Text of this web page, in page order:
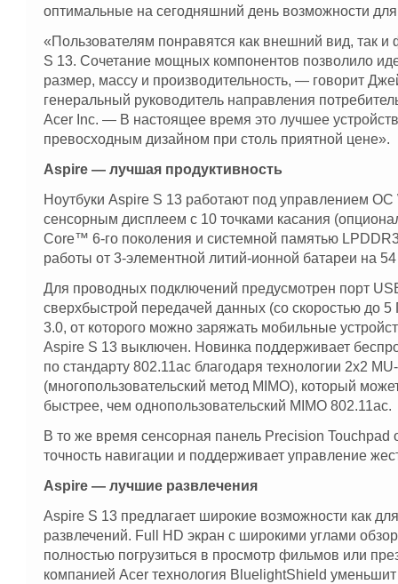
оптимальные на сегодняшний день возможности
«Пользователям понравятся как внешний вид, так и
S 13. Сочетание мощных компонентов позволило
размер, массу и производительность, — говорит
генеральный руководитель направления
Acer Inc. — В настоящее время это лучшее
превосходным дизайном при столь приятной цене».
Aspire — лучшая продуктивность
Ноутбуки Aspire S 13 работают под управлением
сенсорным дисплеем с 10 точками касания
Core™ 6-го поколения и системной памятью
работы от 3-элементной литий-ионной батареи на 54
Для проводных подключений предусмотрен порт
сверхбыстрой передачей данных (со скоростью до 5
3.0, от которого можно заряжать мобильные
Aspire S 13 выключен. Новинка поддерживает
по стандарту 802.11ac благодаря технологии 2x2
(многопользовательский метод MIMO), который
быстрее, чем однопользовательский MIMO 802.11ac.
В то же время сенсорная панель Precision Touchpad
точность навигации и поддерживает управление
Aspire — лучшие развлечения
Aspire S 13 предлагает широкие возможности как
развлечений. Full HD экран с широкими углами
полностью погрузиться в просмотр фильмов или
компанией Acer технология BluelightShield уменьшит